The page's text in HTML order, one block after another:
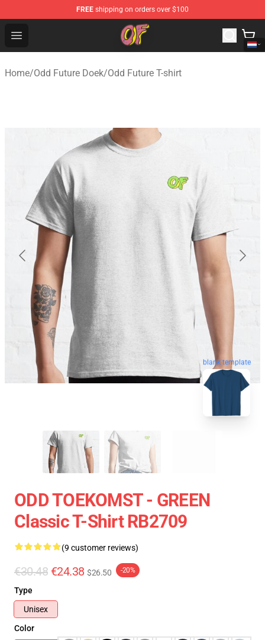
FREE shipping on orders over $100
Open menu
Odd Future Shop - Official Odd Future Merchandise Store
Home/Odd Future Doek/Odd Future T-shirt
blank template
ODD TOEKOMST - GREEN
Classic T-Shirt RB2709
(9 customer reviews)
€30.48 €24.38 $26.50 -20%
Type
Unisex
Color